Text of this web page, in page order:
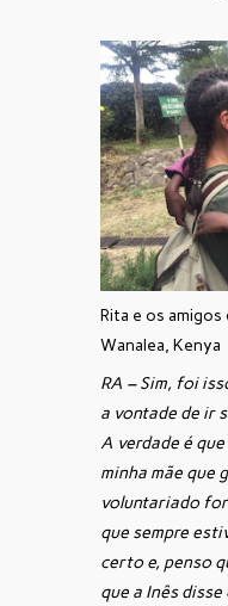
Rita e os
Wanalea, Kenya
RA – Sim, foi
a vontade de ir
A verdade é
minha mãe que
voluntariado
que sempre
certo e, penso
que a Inês